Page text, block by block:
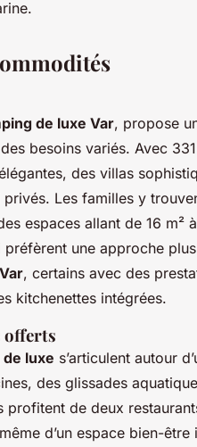
de luxe Var, propose
besoins variés. Avec
des villas
Les familles y
espaces allant de 16 m²
une approche
, certains avec des
kitchenettes intégrées.
offerts
luxe s’articulent autour
des glissades
profitent de deux
d’un espace bien-